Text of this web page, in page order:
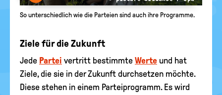
So unterschiedlich wie die Parteien sind auch ihre Programme.
Ziele für die Zukunft
Jede Partei vertritt bestimmte Werte und hat
Ziele, die sie in der Zukunft durchsetzen möchte.
Diese stehen in einem Parteiprogramm. Es wird